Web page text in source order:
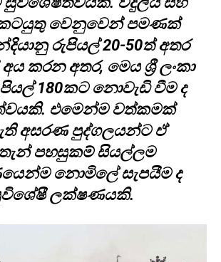
වෙනුවෙන් පමණක්
රුපියල් 20-50ත් අතර
කරන අතර, මෙය ශ්‍රී ලංකා
180කට නොවැඩි වීම ද
එමෙන්ම වත්කමක්
අසරණ පුද්ගලයන්ට ඒ
පහසුකම් සියල්ලම
නොමිලේ සැපයීම ද
ලක්ෂණයකි.